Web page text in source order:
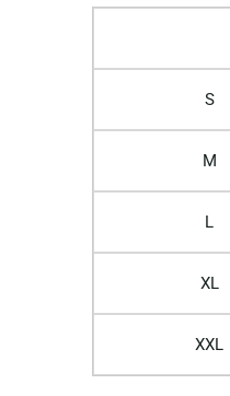
S
M
L
XL
XXL